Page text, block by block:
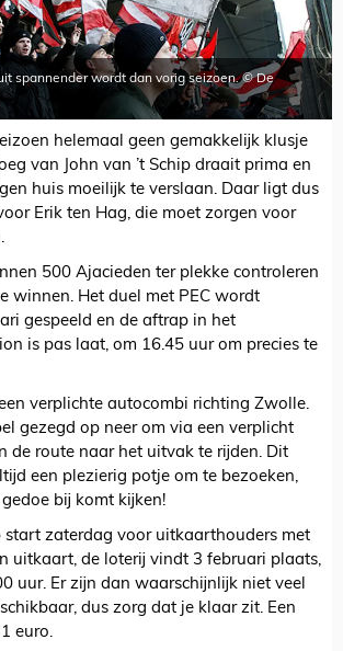
spannender wordt dan vorig seizoen. © De
helemaal geen gemakkelijk klusje
van John van ’t Schip draait prima en
huis moeilijk te verslaan. Daar ligt dus
Erik ten Hag, die moet zorgen voor
500 Ajacieden ter plekke controleren
winnen. Het duel met PEC wordt
gespeeld en de aftrap in het
is pas laat, om 16.45 uur om precies te
verplichte autocombi richting Zwolle.
gezegd op neer om via een verplicht
de route naar het uitvak te rijden. Dit
een plezierig potje om te bezoeken,
bij komt kijken!
start zaterdag voor uitkaarthouders met
uitkaart, de loterij vindt 3 februari plaats,
uur. Er zijn dan waarschijnlijk niet veel
dus zorg dat je klaar zit. Een
euro.